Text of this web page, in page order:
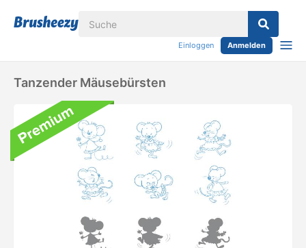
Einloggen Anmelden
Tanzender Mäusebürsten